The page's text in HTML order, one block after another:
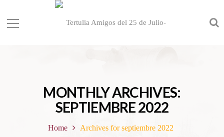
MONTHLY ARCHIVES:
SEPTIEMBRE 2022
Home Archives for septiembre 2022